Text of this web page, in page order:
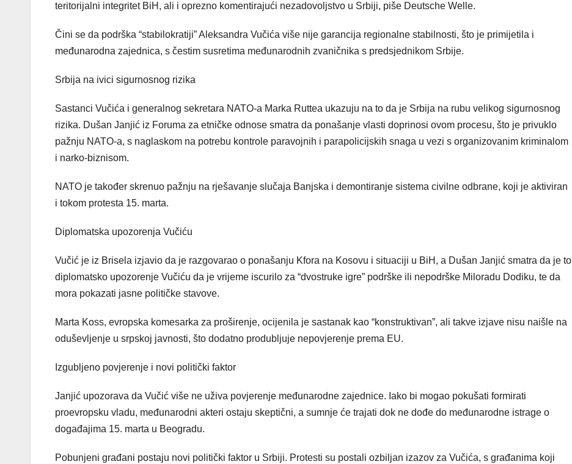
teritorijalni integritet BiH, ali i oprezno komentirajući nezadovoljstvo u Srbiji, piše Deutsche Welle.
Čini se da podrška “stabilokratiji” Aleksandra Vučića više nije garancija regionalne stabilnosti, što je primijetila i
međunarodna zajednica, s čestim susretima međunarodnih zvaničnika s predsjednikom Srbije.
Srbija na ivici sigurnosnog rizika
Sastanci Vučića i generalnog sekretara NATO-a Marka Ruttea ukazuju na to da je Srbija na rubu velikog sigurnosnog
rizika. Dušan Janjić iz Foruma za etničke odnose smatra da ponašanje vlasti doprinosi ovom procesu, što je privuklo
pažnju NATO-a, s naglaskom na potrebu kontrole paravojnih i parapolicijskih snaga u vezi s organizovanim kriminalom
i narko-biznisom.
NATO je također skrenuo pažnju na rješavanje slučaja Banjska i demontiranje sistema civilne odbrane, koji je aktiviran
i tokom protesta 15. marta.
Diplomatska upozorenja Vučiću
Vučić je iz Brisela izjavio da je razgovarao o ponašanju Kfora na Kosovu i situaciji u BiH, a Dušan Janjić smatra da je to
diplomatsko upozorenje Vučiću da je vrijeme iscurilo za “dvostruke igre” podrške ili nepodrške Miloradu Dodiku, te da
mora pokazati jasne političke stavove.
Marta Koss, evropska komesarka za proširenje, ocijenila je sastanak kao “konstruktivan”, ali takve izjave nisu naišle na
oduševljenje u srpskoj javnosti, što dodatno produbljuje nepovjerenje prema EU.
Izgubljeno povjerenje i novi politički faktor
Janjić upozorava da Vučić više ne uživa povjerenje međunarodne zajednice. Iako bi mogao pokušati formirati
proevropsku vladu, međunarodni akteri ostaju skeptični, a sumnje će trajati dok ne dođe do međunarodne istrage o
događajima 15. marta u Beogradu.
Pobunjeni građani postaju novi politički faktor u Srbiji. Protesti su postali ozbiljan izazov za Vučića, s građanima koji